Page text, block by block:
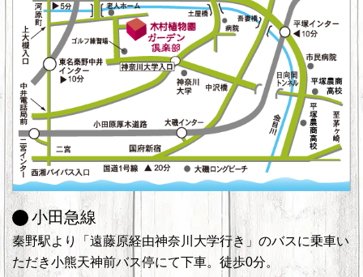
小田急線
秦野駅より「遠藤原経由神奈川大学行き」のバスに乗車い
ただき小熊天神前バス停にて下車。徒歩0分。